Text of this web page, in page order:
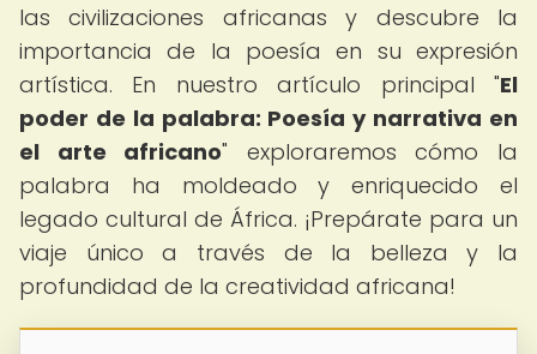
las civilizaciones africanas y descubre la
importancia de la poesía en su expresión
artística. En nuestro artículo principal "El
poder de la palabra: Poesía y narrativa en
el arte africano" exploraremos cómo la
palabra ha moldeado y enriquecido el
legado cultural de África. ¡Prepárate para un
viaje único a través de la belleza y la
profundidad de la creatividad africana!